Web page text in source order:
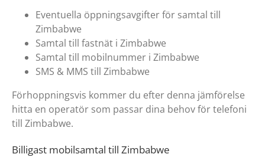
Eventuella öppningsavgifter för samtal till
Zimbabwe
Samtal till fastnät i Zimbabwe
Samtal till mobilnummer i Zimbabwe
SMS & MMS till Zimbabwe
Förhoppningsvis kommer du efter denna jämförelse
hitta en operatör som passar dina behov för telefoni
till Zimbabwe.
Billigast mobilsamtal till Zimbabwe